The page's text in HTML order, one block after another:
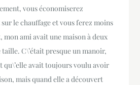
vous économiserez
le chauffage et vous ferez moins
mon ami avait une maison à deux
taille. C\’était presque un manoir,
qu\’elle avait toujours voulu avoir
mais quand elle a découvert